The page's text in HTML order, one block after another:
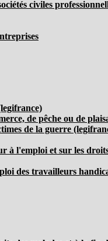
civiles
de pêche ou de
de la guerre
à l'emploi et sur les
des travailleurs